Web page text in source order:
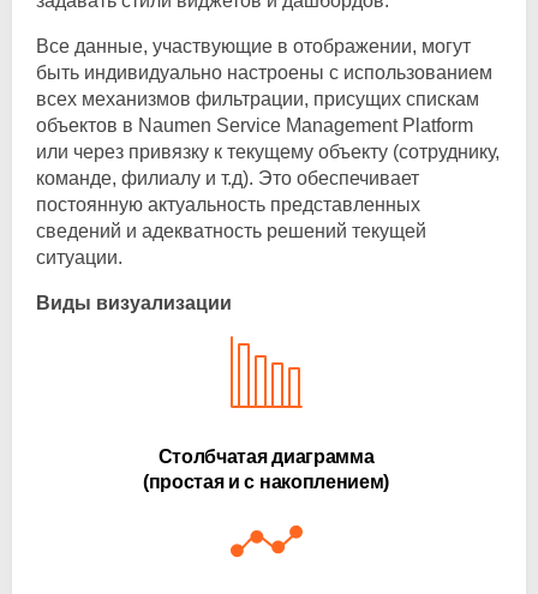
Все данные, участвующие в отображении, могут
быть индивидуально настроены с использованием
всех механизмов фильтрации, присущих спискам
объектов в Naumen Service Management Platform
или через привязку к текущему объекту (сотруднику,
команде, филиалу и т.д). Это обеспечивает
постоянную актуальность представленных
сведений и адекватность решений текущей
ситуации.
Виды визуализации
Столбчатая диаграмма
(простая и с накоплением)